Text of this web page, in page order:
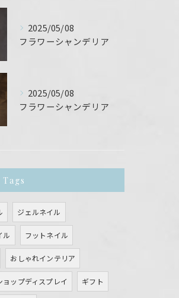
2025/05/08
フラワーシャンデリア
2025/05/08
フラワーシャンデリア
Tags
ジェルネイル
ル フットネイル
おしゃれインテリア
ョップディスプレイ ギフト